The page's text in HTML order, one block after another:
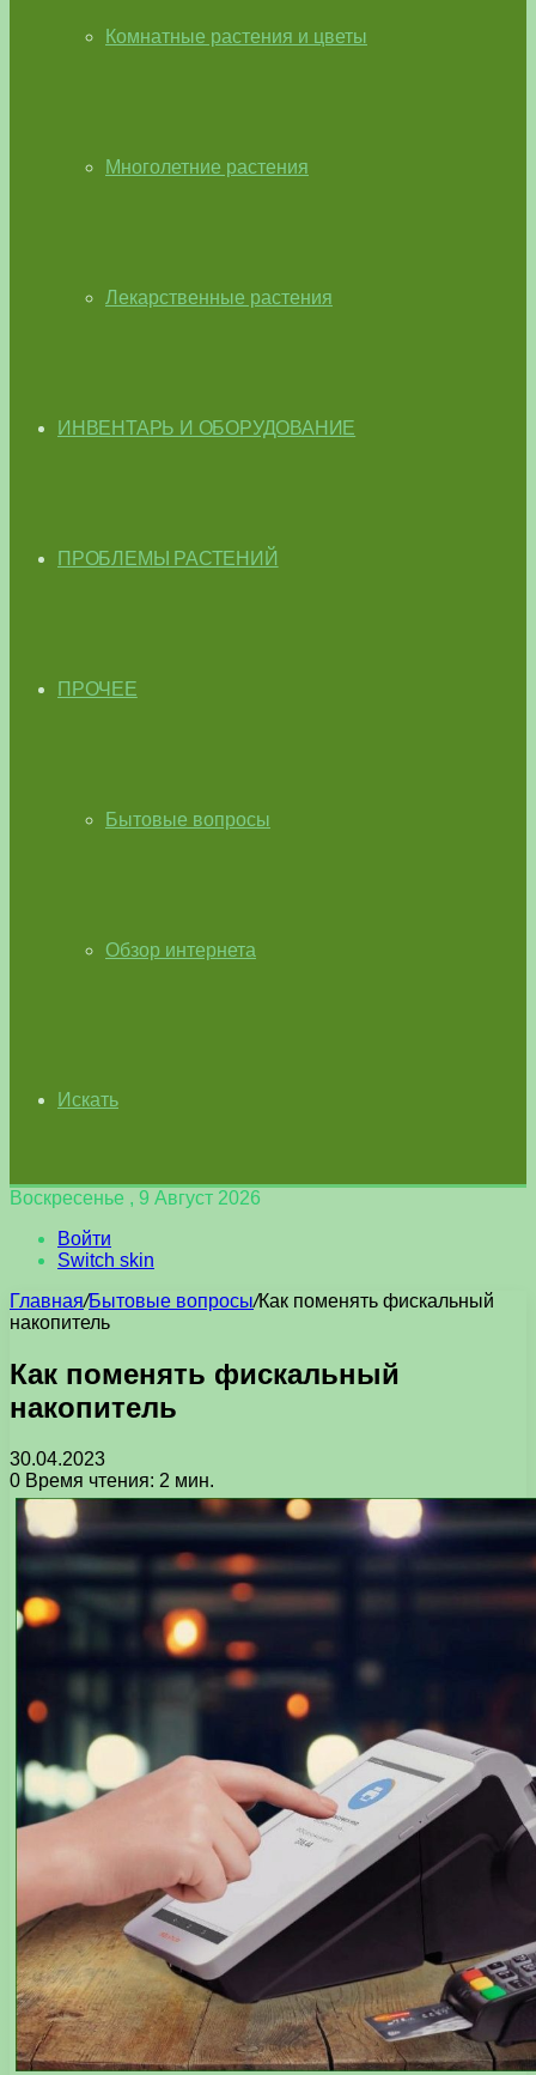
Комнатные растения и цветы
Многолетние растения
Лекарственные растения
ИНВЕНТАРЬ И ОБОРУДОВАНИЕ
ПРОБЛЕМЫ РАСТЕНИЙ
ПРОЧЕЕ
Бытовые вопросы
Обзор интернета
Искать
Воскресенье , 9 Август 2026
Войти
Switch skin
Главная/Бытовые вопросы/Как поменять фискальный
накопитель
Как поменять фискальный
накопитель
30.04.2023
0 Время чтения: 2 мин.